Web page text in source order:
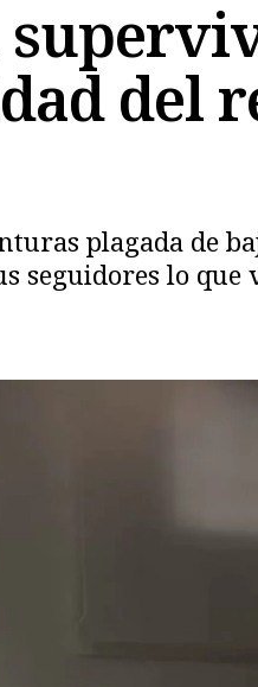
del
plagada de
seguidores lo